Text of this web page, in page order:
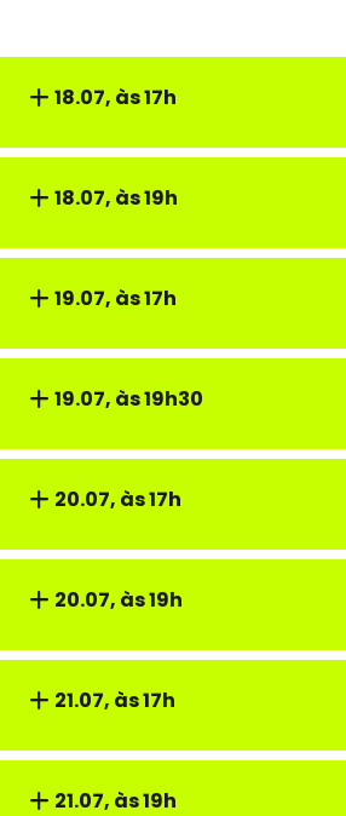
18.07, às 17h
18.07, às 19h
19.07, às 17h
19.07, às 19h30
20.07, às 17h
20.07, às 19h
21.07, às 17h
21.07, às 19h